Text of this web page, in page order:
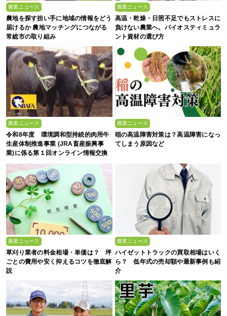
農業ニュース
農地を探す担い手に地域の情報をどう
届けるか 農地マッチングにつながる
常総市の取り組み
農業ニュース
高温・乾燥・日照不足でもストレスに
負けない農業へ。バイオスティミュラ
ント資材の選び方
農業ニュース
令和8年度 環境調和型持続的肉用牛
生産体制推進事業 (JRA畜産振興事
業)に係る第１回オンライン情報交換
会
農業ニュース
稲の高温障害対策は？高温障害になっ
てしまう原因など
農業ニュース
草刈り業者の料金相場・単価は？ 坪
ごとの費用や安く抑えるコツを徹底解
説
農業ニュース
ハイゼットトラックの買取相場はいく
ら？ 低年式の売却額や最新事例も紹
介